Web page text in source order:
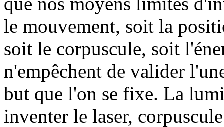
le mouvement, soit la
soit le corpuscule, soit
n'empêchent de valider
but que l'on se fixe. La
inventer le laser,